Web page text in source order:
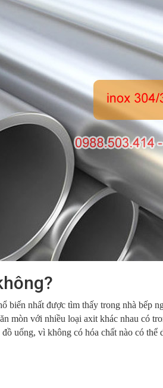
biến nhất được tìm thấy trong nhà bếp
mòn với nhiều loại axit khác nhau có
uống, vì không có hóa chất nào có thể